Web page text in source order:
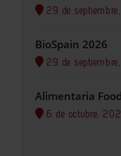
29 de
BioSpain 2026
29 de
Alimentaria
6 de octubre,